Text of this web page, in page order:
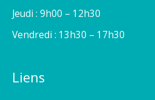
Jeudi : 9h00 – 12h30
Vendredi : 13h30 – 17h30
Liens